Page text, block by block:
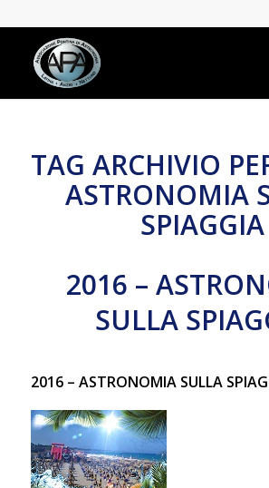
TAG ARCHIVIO
ASTRONOMIA
SPIAGGIA
2016 –
SULLA
2016 – ASTRONOMIA SULLA